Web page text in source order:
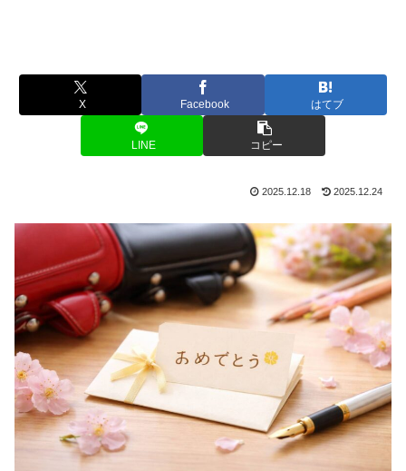
X Facebook はてブ
LINE コピー
2025.12.18 2025.12.24